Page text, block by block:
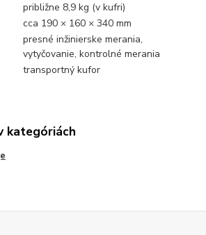
približne 8,9 kg (v kufri)
cca 190 × 160 × 340 mm
presné inžinierske merania,
vytyčovanie, kontrolné merania
transportný kufor
kategóriách